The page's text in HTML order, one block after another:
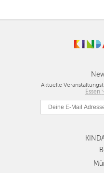
Aktuelle
Essen
Berlin
München
Hamburg
Köln